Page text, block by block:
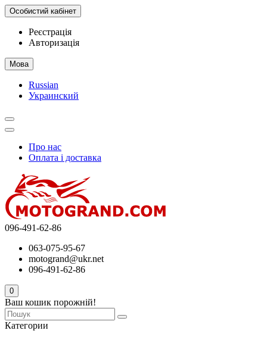
Особистий кабінет
Реєстрація
Авторизація
Мова
Russian
Украинский
Про нас
Оплата і доставка
096-491-62-86
063-075-95-67
motogrand@ukr.net
096-491-62-86
0
Ваш кошик порожній!
Категории